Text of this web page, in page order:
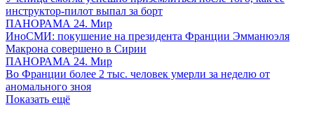
инструктор-пилот выпал за борт
ПАНОРАМА 24. Мир
ИноСМИ: покушение на президента Франции Эмманюэля
Макрона совершено в Сирии
ПАНОРАМА 24. Мир
Во Франции более 2 тыс. человек умерли за неделю от
аномального зноя
Показать ещё